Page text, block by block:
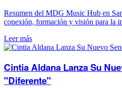
Resumen del MDG Music Hub en
conexión, formación y visión para la
Leer más
Cintia Aldana Lanza Su
"Diferente"